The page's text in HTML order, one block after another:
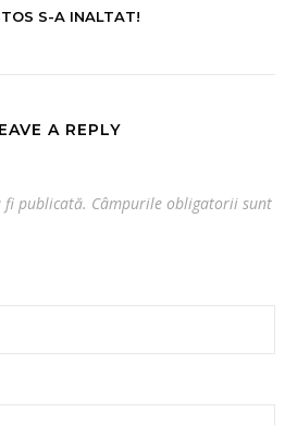
S-A INALTAT!
A REPLY
fi publicată. Câmpurile obligatorii sunt